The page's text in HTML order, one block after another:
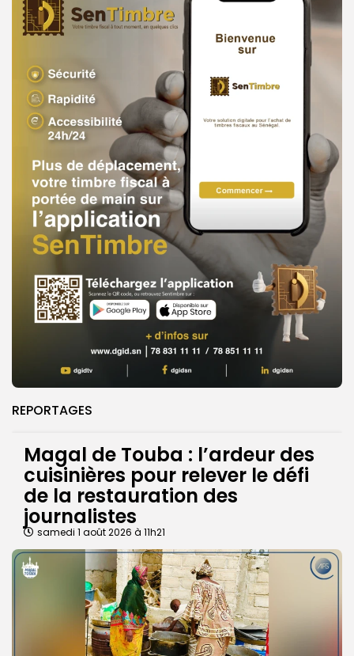
REPORTAGES
Magal de Touba : l’ardeur des
cuisinières pour relever le défi
de la restauration des
journalistes
samedi 1 août 2026 à 11h21